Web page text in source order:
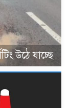
উঠে যাচ্ছে